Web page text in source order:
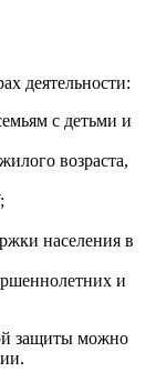
деятельности:
с детьми и
возраста,
населения в
и
защиты можно